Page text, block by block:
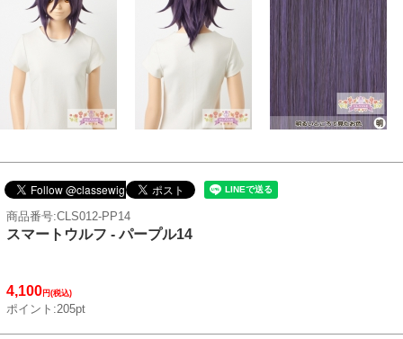
商品番号:CLS012-PP14
スマートウルフ - パープル14
4,100円(税込)
ポイント:205pt